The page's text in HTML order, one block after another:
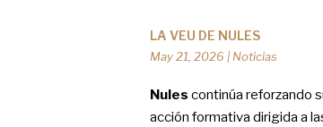
LA VEU DE NULES
May 21, 2026 | Noticias
Nules continúa reforzando
acción formativa dirigida a